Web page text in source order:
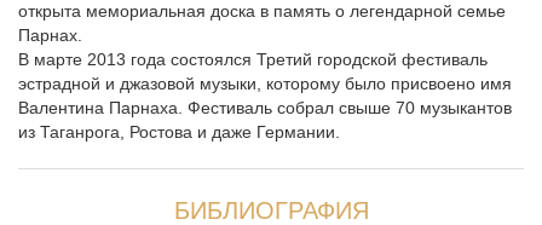
открыта мемориальная доска в память о легендарной семье
Парнах.
В марте 2013 года состоялся Третий городской фестиваль
эстрадной и джазовой музыки, которому было присвоено имя
Валентина Парнаха. Фестиваль собрал свыше 70 музыкантов
из Таганрога, Ростова и даже Германии.
БИБЛИОГРАФИЯ